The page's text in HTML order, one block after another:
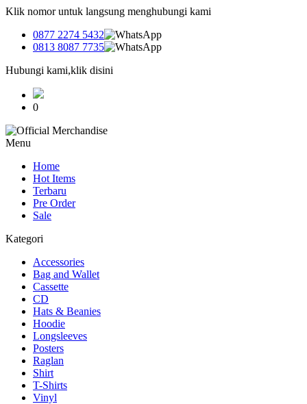
Klik nomor untuk langsung menghubungi kami
0877 2274 5432
0813 8087 7735
Hubungi kami,klik disini
0
Menu
Home
Hot Items
Terbaru
Pre Order
Sale
Kategori
Accessories
Bag and Wallet
Cassette
CD
Hats & Beanies
Hoodie
Longsleeves
Posters
Raglan
Shirt
T-Shirts
Vinyl